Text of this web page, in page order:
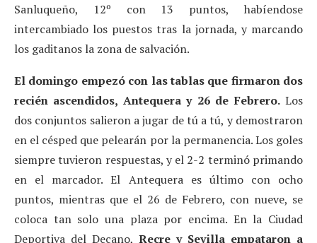
Sanluqueño, 12º con 13 puntos, habíendose
intercambiado los puestos tras la jornada, y marcando
los gaditanos la zona de salvación.
El domingo empezó con las tablas que firmaron dos
recién ascendidos, Antequera y 26 de Febrero.Los
dos conjuntos salieron a jugar de tú a tú, y demostraron
en el césped que pelearán por la permanencia. Los goles
siempre tuvieron respuestas, y el 2-2 terminó primando
en el marcador. El Antequera es último con ocho
puntos, mientras que el 26 de Febrero, con nueve, se
coloca tan solo una plaza por encima. En la Ciudad
Deportiva del Decano, Recre y Sevilla empataron a